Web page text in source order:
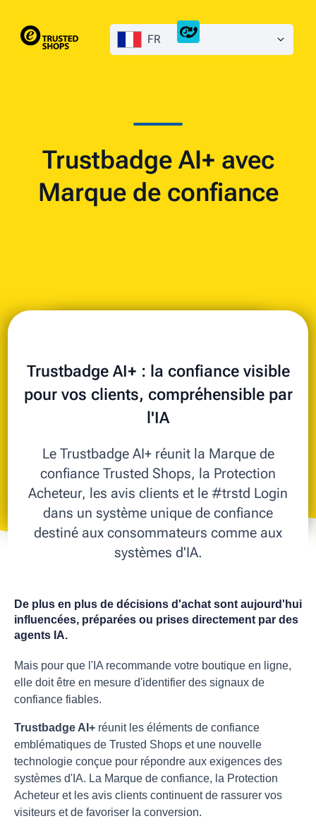
FR
Trustbadge AI+ avec
Marque de confiance
Trustbadge AI+ : la confiance visible
pour vos clients, compréhensible par
l'IA
Le Trustbadge AI+ réunit la Marque de
confiance Trusted Shops, la Protection
Acheteur, les avis clients et le #trstd Login
dans un système unique de confiance
destiné aux consommateurs comme aux
systèmes d'IA.
De plus en plus de décisions d'achat sont aujourd'hui
influencées, préparées ou prises directement par des
agents IA.
Mais pour que l'IA recommande votre boutique en ligne,
elle doit être en mesure d'identifier des signaux de
confiance fiables.
Trustbadge AI+ réunit les éléments de confiance
emblématiques de Trusted Shops et une nouvelle
technologie conçue pour répondre aux exigences des
systèmes d'IA. La Marque de confiance, la Protection
Acheteur et les avis clients continuent de rassurer vos
visiteurs et de favoriser la conversion.